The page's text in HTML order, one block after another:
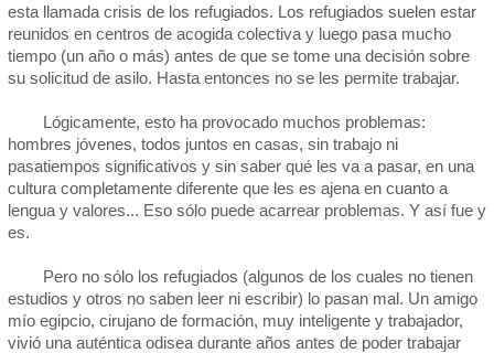
esta llamada crisis de los refugiados. Los refugiados suelen estar
reunidos en centros de acogida colectiva y luego pasa mucho
tiempo (un año o más) antes de que se tome una decisión sobre
su solicitud de asilo. Hasta entonces no se les permite trabajar.
Lógicamente, esto ha provocado muchos problemas:
hombres jóvenes, todos juntos en casas, sin trabajo ni
pasatiempos significativos y sin saber qué les va a pasar, en una
cultura completamente diferente que les es ajena en cuanto a
lengua y valores... Eso sólo puede acarrear problemas. Y así fue y
es.
Pero no sólo los refugiados (algunos de los cuales no tienen
estudios y otros no saben leer ni escribir) lo pasan mal. Un amigo
mío egipcio, cirujano de formación, muy inteligente y trabajador,
vivió una auténtica odisea durante años antes de poder trabajar